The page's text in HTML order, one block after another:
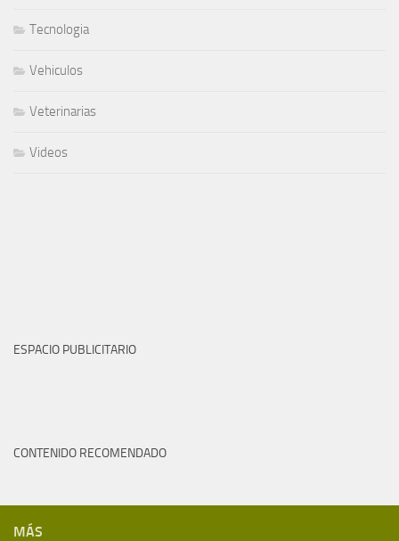
Tecnologia
Vehiculos
Veterinarias
Videos
ESPACIO PUBLICITARIO
CONTENIDO RECOMENDADO
MÁS